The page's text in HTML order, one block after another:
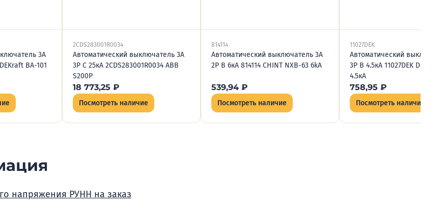
3А
ВА-101
2CDS283001R0034
Автоматический выключатель 3А
3P C 25кА 2CDS283001R0034 ABB
S200P
18 773,25 ₽
Посмотреть наличие
814114
Автоматический выключатель 3А
2P B 6кА 814114 CHINT NXB-63 6kA
539,94 ₽
Посмотреть наличие
11027DEK
Автоматический
3P B 4.5кА 11027DEK DEKraft
4.5кА
758,95 ₽
Посмотреть наличие
напряжения РУНН на заказ